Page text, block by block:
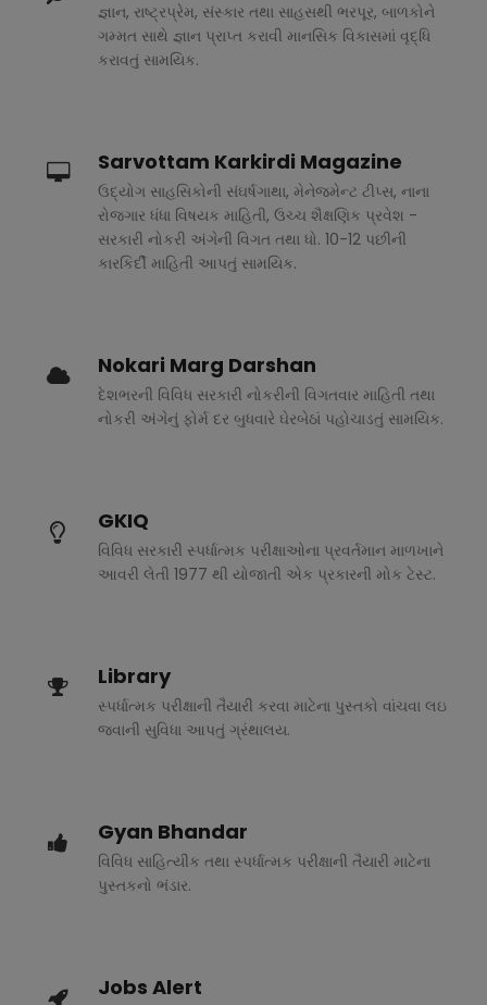
જ્ઞાન, રાષ્ટ્રપ્રેમ, સંસ્કાર તથા સાહસથી ભરપૂર, બાળકોને
ગમ્મત સાથે જ્ઞાન પ્રાપ્ત કરાવી માનસિક વિકાસમાં વૃદ્ધિ
કરાવતું સામયિક.
Sarvottam Karkirdi Magazine
ઉદ્યોગ સાહસિકોની સંઘર્ષગાથા, મેનેજમેન્ટ ટીપ્સ, નાના
રોજગાર ધંધા વિષયક માહિતી, ઉચ્ચ શૈક્ષણિક પ્રવેશ -
સરકારી નોકરી અંગેની વિગત તથા ધો. 10-12 પછીની
કારકિર્દી માહિતી આપતું સામયિક.
Nokari Marg Darshan
દેશભરની વિવિધ સરકારી નોકરીની વિગતવાર માહિતી તથા
નોકરી અંગેનું ફોર્મ દર બુધવારે ઘેરબેઠાં પહોચાડતું સામયિક.
GKIQ
વિવિધ સરકારી સ્પર્ધાત્મક પરીક્ષાઓના પ્રવર્તમાન માળખાને
આવરી લેતી 1977 થી યોજાતી એક પ્રકારની મોક ટેસ્ટ.
Library
સ્પર્ધાત્મક પરીક્ષાની તૈયારી કરવા માટેના પુસ્તકો વાંચવા લઇ
જવાની સુવિધા આપતું ગ્રંથાલય.
Gyan Bhandar
વિવિધ સાહિત્યીક તથા સ્પર્ધાત્મક પરીક્ષાની તૈયારી માટેના
પુસ્તકનો ભંડાર.
Jobs Alert